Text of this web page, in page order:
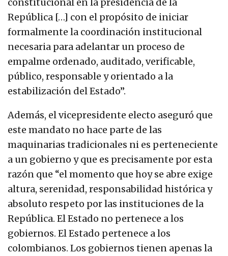
República […] con el propósito de iniciar
formalmente la coordinación institucional
necesaria para adelantar un proceso de
empalme ordenado, auditado, verificable,
público, responsable y orientado a la
estabilización del Estado”.
Además, el vicepresidente electo aseguró que
este mandato no hace parte de las
maquinarias tradicionales ni es perteneciente
a un gobierno y que es precisamente por esta
razón que “el momento que hoy se abre exige
altura, serenidad, responsabilidad histórica y
absoluto respeto por las instituciones de la
República. El Estado no pertenece a los
gobiernos. El Estado pertenece a los
colombianos. Los gobiernos tienen apenas la